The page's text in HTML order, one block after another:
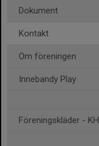
Dokument
Kontakt
Om föreningen
Innebandy Play
Föreningskläder - KH